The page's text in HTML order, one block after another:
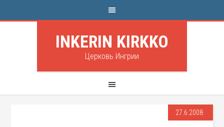
INKERIN KIRKKO
Церковь Ингрии
27.6.2008